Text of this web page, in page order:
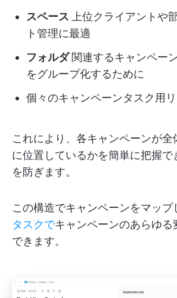
スペース
上位クライアントや
ト管理に最適
フォルダ 関連するキャンペー
をグループ化するために
個々のキャンペーンタスク用リ
これにより、各キャンペーンが全
に位置しているかを簡単に把握で
を防ぎます。
この構造でキャンペーンをマップ
タスクでキャンペーンのあらゆる
できます。